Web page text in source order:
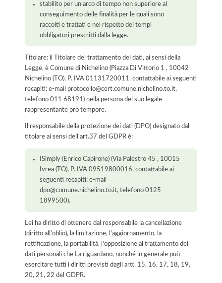
stabilito per un arco di tempo non superiore al
conseguimento delle finalità per le quali sono
raccolti e trattati e nel rispetto dei tempi
obbligatori prescritti dalla legge.
Titolare: il Titolare del trattamento dei dati, ai sensi della
Legge, è Comune di Nichelino (Piazza Di Vittorio 1 , 10042
Nichelino (TO), P. IVA 01131720011, contattabile ai seguenti
recapiti: e-mail protocollo@cert.comune.nichelino.to.it,
telefono 011 68191) nella persona del suo legale
rappresentante pro tempore.
Il responsabile della protezione dei dati (DPO) designato dal
titolare ai sensi dell'art.37 del GDPR è:
ISimply (Enrico Capirone) (Via Palestro 45 , 10015
Ivrea (TO), P. IVA 09519800016, contattabile ai
seguenti recapiti: e-mail
dpo@comune.nichelino.to.it, telefono 0125
1899500).
Lei ha diritto di ottenere dal responsabile la cancellazione
(diritto all'oblio), la limitazione, l'aggiornamento, la
rettificazione, la portabilità, l'opposizione al trattamento dei
dati personali che La riguardano, nonché in generale può
esercitare tutti i diritti previsti dagli artt. 15, 16, 17, 18, 19,
20, 21, 22 del GDPR.